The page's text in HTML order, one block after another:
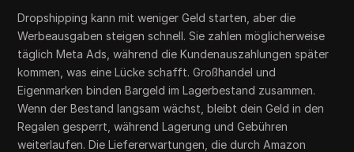
Dropshipping kann mit weniger Geld starten, aber die
Werbeausgaben steigen schnell. Sie zahlen möglicherweise
täglich Meta Ads, während die Kundenauszahlungen später
kommen, was eine Lücke schafft. Großhandel und
Eigenmarken binden Bargeld im Lagerbestand zusammen.
Wenn der Bestand langsam wächst, bleibt dein Geld in den
Regalen gesperrt, während Lagerung und Gebühren
weiterlaufen. Die Liefererwartungen, die durch Amazon